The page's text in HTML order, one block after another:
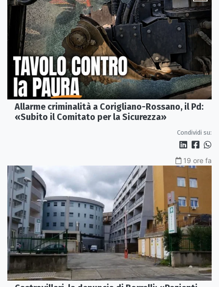
Allarme criminalità a Corigliano-Rossano, il Pd:
«Subito il Comitato per la Sicurezza»
Condividi su:
19 ore fa